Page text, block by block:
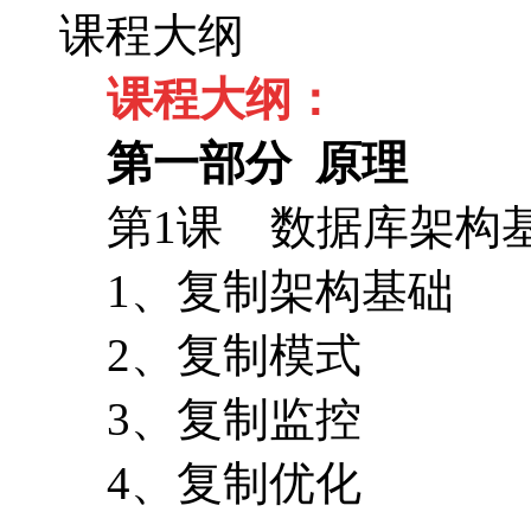
课程大纲
课程大纲：
第一部分 原理
第1课 数据库架构
1、复制架构基础
2、复制模式
3、复制监控
4、复制优化